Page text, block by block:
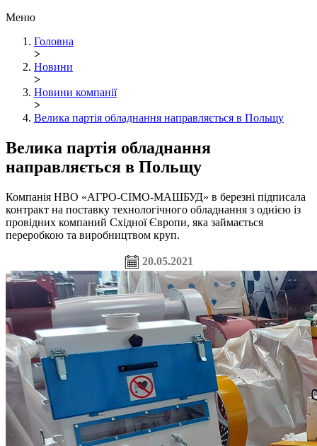
Меню
Головна
>
Новини
>
Новини компанії
>
Велика партія обладнання направляється в Польщу
Велика партія обладнання
направляється в Польщу
Компанія НВО «АГРО-СІМО-МАШБУД» в березні підписала
контракт на поставку технологічного обладнання з однією із
провідних компаний Східної Європи, яка займається
переробкою та виробництвом круп.
20.05.2021